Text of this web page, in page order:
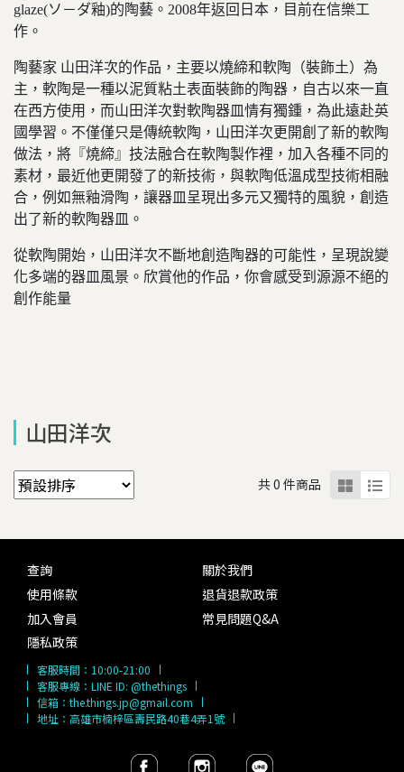
glaze(ソ－ダ釉)的陶藝。2008年返回日本，目前在信樂工
作。
陶藝家 山田洋次的作品，主要以燒締和軟陶（裝飾土）為
主，軟陶是一種以泥質粘土表面裝飾的陶器，自古以來一直
在西方使用，而山田洋次對軟陶器皿情有獨鍾，為此遠赴英
國學習。不僅僅只是傳統軟陶，山田洋次更開創了新的軟陶
做法，將『燒締』技法融合在軟陶製作裡，加入各種不同的
素材，最近他更開發了的新技術，與軟陶低溫成型技術相融
合，例如無釉滑陶，讓器皿呈現出多元又獨特的風貌，創造
出了新的軟陶器皿。
從軟陶開始，山田洋次不斷地創造陶器的可能性，呈現說變
化多端的器皿風景。欣賞他的作品，你會感受到源源不絕的
創作能量
山田洋次
共 0 件商品
查詢
關於我們
使用條款
退貨退款政策
加入會員
常見問題Q&A
隱私政策
客服時間： 10:00-21:00
客服專線： LINE ID: @thethings
信箱： the.things.jp@gmail.com
地址：高雄市楠梓區壽民路40巷4弄1號